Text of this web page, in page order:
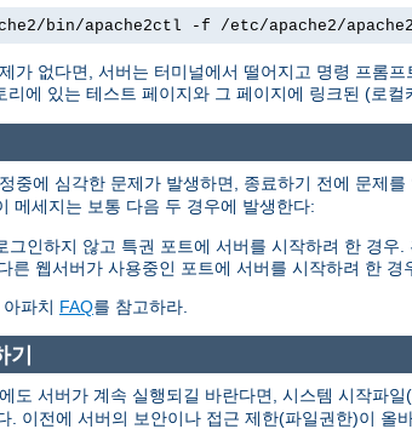
bin/apache2ctl -f /etc/apache2/
가 없다면, 서버는 터미널에서 떨어지고 명령 프롬
리에 있는 테스트 페이지와 그 페이지에 링크된 (로컬
중에 심각한 문제가 발생하면, 종료하기 전에 문제
메세지는 보통 다음 두 경우에 발생한다:
그인하지 않고 특권 포트에 서버를 시작하려 한 경우.
른 웹서버가 사용중인 포트에 서버를 시작하려 한 경
파치 FAQ를 참고하라.
도 서버가 계속 실행되길 바란다면, 시스템 시작파일
. 이전에 서버의 보안이나 접근 제한(파일권한)이 올